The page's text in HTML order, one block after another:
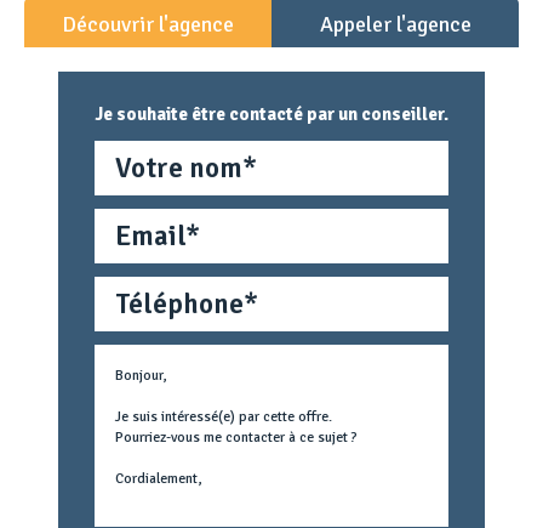
Découvrir l'agence Appeler l'agence
Je souhaite être contacté par un conseiller.
Téléphone
Métier
concerné